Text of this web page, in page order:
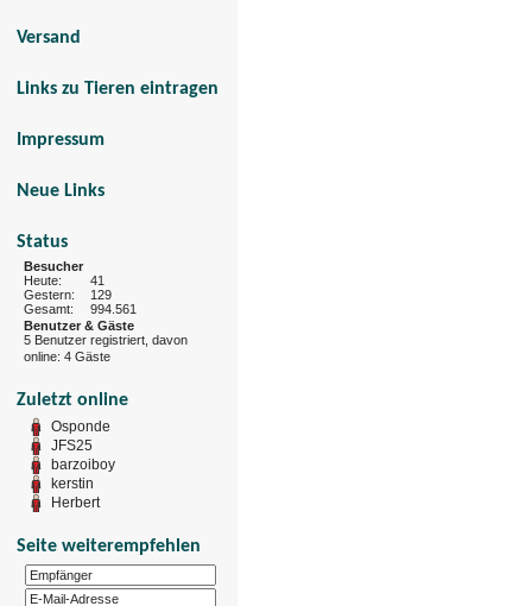
Versand
Links zu Tieren eintragen
Impressum
Neue Links
Status
Besucher
Heute:
41
Gestern:
129
Gesamt:
994.561
Benutzer & Gäste
5 Benutzer registriert, davon
online: 4 Gäste
Zuletzt online
Osponde
JFS25
barzoiboy
kerstin
Herbert
Seite weiterempfehlen